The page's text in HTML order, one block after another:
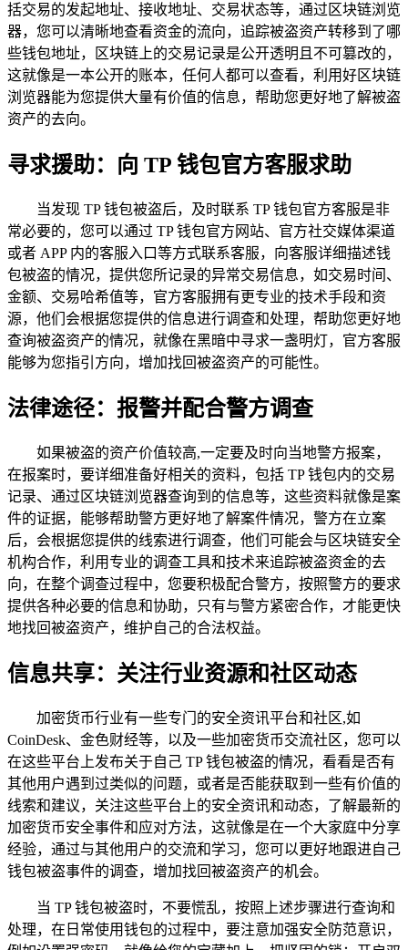
括交易的发起地址、接收地址、交易状态等，通过区块链浏览
器，您可以清晰地查看资金的流向，追踪被盗资产转移到了哪
些钱包地址，区块链上的交易记录是公开透明且不可篡改的，
这就像是一本公开的账本，任何人都可以查看，利用好区块链
浏览器能为您提供大量有价值的信息，帮助您更好地了解被盗
资产的去向。
寻求援助：向 TP 钱包官方客服求助
当发现 TP 钱包被盗后，及时联系 TP 钱包官方客服是非
常必要的，您可以通过 TP 钱包官方网站、官方社交媒体渠道
或者 APP 内的客服入口等方式联系客服，向客服详细描述钱
包被盗的情况，提供您所记录的异常交易信息，如交易时间、
金额、交易哈希值等，官方客服拥有更专业的技术手段和资
源，他们会根据您提供的信息进行调查和处理，帮助您更好地
查询被盗资产的情况，就像在黑暗中寻求一盏明灯，官方客服
能够为您指引方向，增加找回被盗资产的可能性。
法律途径：报警并配合警方调查
如果被盗的资产价值较高,一定要及时向当地警方报案，
在报案时，要详细准备好相关的资料，包括 TP 钱包内的交易
记录、通过区块链浏览器查询到的信息等，这些资料就像是案
件的证据，能够帮助警方更好地了解案件情况，警方在立案
后，会根据您提供的线索进行调查，他们可能会与区块链安全
机构合作，利用专业的调查工具和技术来追踪被盗资金的去
向，在整个调查过程中，您要积极配合警方，按照警方的要求
提供各种必要的信息和协助，只有与警方紧密合作，才能更快
地找回被盗资产，维护自己的合法权益。
信息共享：关注行业资源和社区动态
加密货币行业有一些专门的安全资讯平台和社区,如
CoinDesk、金色财经等，以及一些加密货币交流社区，您可以
在这些平台上发布关于自己 TP 钱包被盗的情况，看看是否有
其他用户遇到过类似的问题，或者是否能获取到一些有价值的
线索和建议，关注这些平台上的安全资讯和动态，了解最新的
加密货币安全事件和应对方法，这就像是在一个大家庭中分享
经验，通过与其他用户的交流和学习，您可以更好地跟进自己
钱包被盗事件的调查，增加找回被盗资产的机会。
当 TP 钱包被盗时，不要慌乱，按照上述步骤进行查询和
处理，在日常使用钱包的过程中，要注意加强安全防范意识，